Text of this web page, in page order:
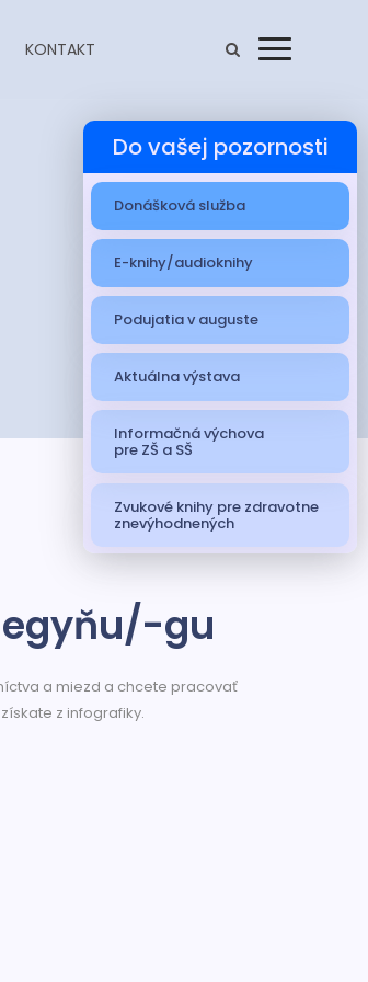
KONTAKT
gu
a miezd a chcete pracovať
z infografiky.
Do vašej pozornosti
Donášková služba
E-knihy/audioknihy
Podujatia v auguste
Aktuálna výstava
Informačná výchova
pre ZŠ a SŠ
Zvukové knihy pre zdravotne
znevýhodnených